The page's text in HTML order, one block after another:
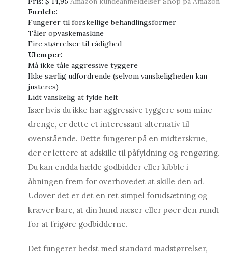
Fordele:
Fungerer til forskellige behandlingsformer
Tåler opvaskemaskine
Fire størrelser til rådighed
Ulemper:
Må ikke tåle aggressive tyggere
Ikke særlig udfordrende (selvom vanskeligheden kan
justeres)
Lidt vanskelig at fylde helt
Især hvis du ikke har aggressive tyggere som mine
drenge, er dette et interessant alternativ til
ovenstående. Dette fungerer på en midterskrue,
der er lettere at adskille til påfyldning og rengøring.
Du kan endda hælde godbidder eller kibble i
åbningen frem for overhovedet at skille den ad.
Udover det er det en ret simpel forudsætning og
kræver bare, at din hund næser eller pøer den rundt
for at frigøre godbidderne.
Det fungerer bedst med standard madstørrelser,